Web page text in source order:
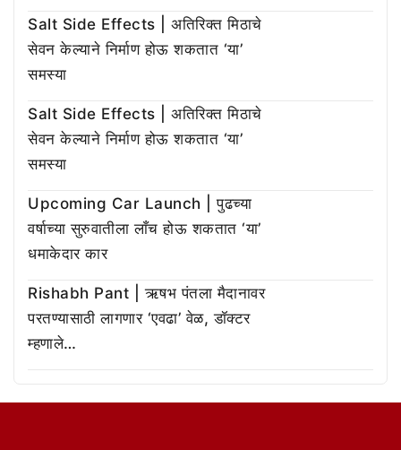
Salt Side Effects | अतिरिक्त मिठाचे
सेवन केल्याने निर्माण होऊ शकतात ‘या’
समस्या
Salt Side Effects | अतिरिक्त मिठाचे
सेवन केल्याने निर्माण होऊ शकतात ‘या’
समस्या
Upcoming Car Launch | पुढच्या
वर्षाच्या सुरुवातीला लाँच होऊ शकतात ‘या’
धमाकेदार कार
Rishabh Pant | ऋषभ पंतला मैदानावर
परतण्यासाठी लागणार ‘एवढा’ वेळ, डॉक्टर
म्हणाले…